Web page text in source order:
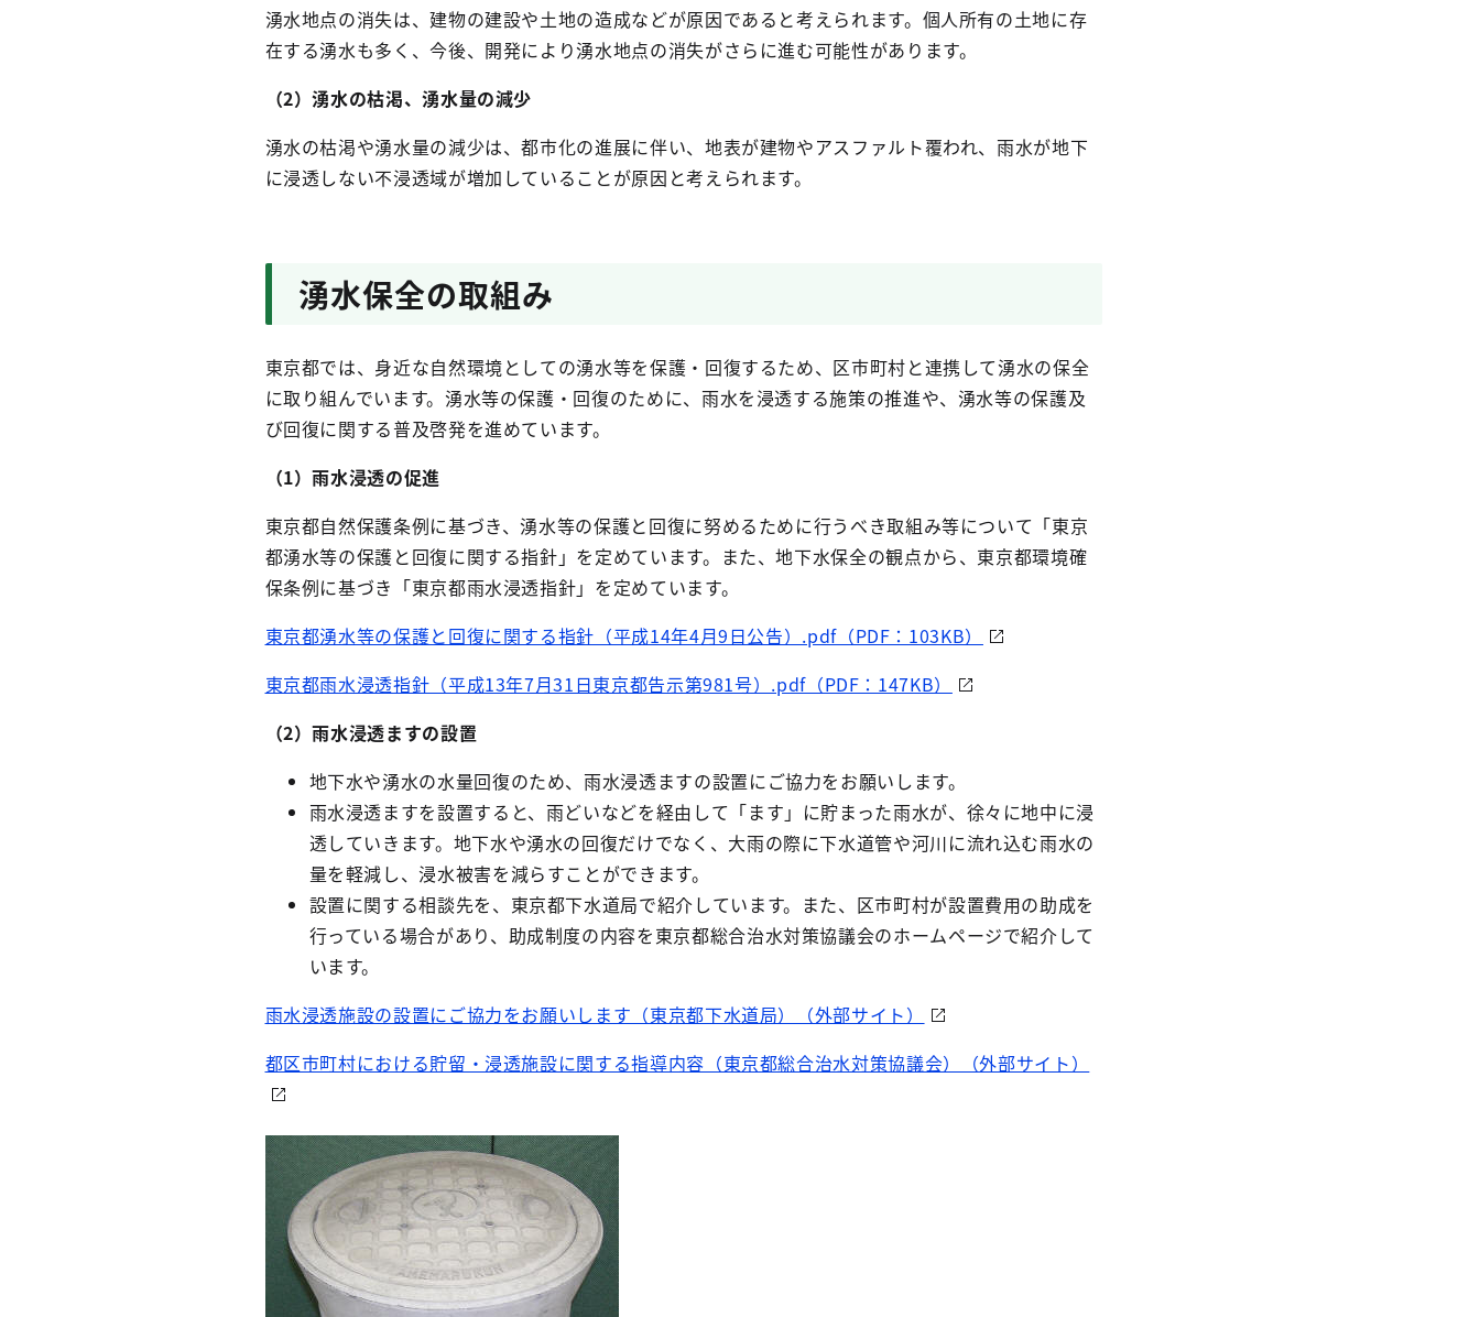
湧水地点の消失は、建物の建設や土地の造成などが原因であると考えられます。個人所有の土地に存
在する湧水も多く、今後、開発により湧水地点の消失がさらに進む可能性があります。
（2）湧水の枯渇、湧水量の減少
湧水の枯渇や湧水量の減少は、都市化の進展に伴い、地表が建物やアスファルト覆われ、雨水が地下
に浸透しない不浸透域が増加していることが原因と考えられます。
湧水保全の取組み
東京都では、身近な自然環境としての湧水等を保護・回復するため、区市町村と連携して湧水の保全
に取り組んでいます。湧水等の保護・回復のために、雨水を浸透する施策の推進や、湧水等の保護及
び回復に関する普及啓発を進めています。
（1）雨水浸透の促進
東京都自然保護条例に基づき、湧水等の保護と回復に努めるために行うべき取組み等について「東京
都湧水等の保護と回復に関する指針」を定めています。また、地下水保全の観点から、東京都環境確
保条例に基づき「東京都雨水浸透指針」を定めています。
東京都湧水等の保護と回復に関する指針（平成14年4月9日公告）.pdf（PDF：103KB）
東京都雨水浸透指針（平成13年7月31日東京都告示第981号）.pdf（PDF：147KB）
（2）雨水浸透ますの設置
地下水や湧水の水量回復のため、雨水浸透ますの設置にご協力をお願いします。
雨水浸透ますを設置すると、雨どいなどを経由して「ます」に貯まった雨水が、徐々に地中に浸
透していきます。地下水や湧水の回復だけでなく、大雨の際に下水道管や河川に流れ込む雨水の
量を軽減し、浸水被害を減らすことができます。
設置に関する相談先を、東京都下水道局で紹介しています。また、区市町村が設置費用の助成を
行っている場合があり、助成制度の内容を東京都総合治水対策協議会のホームページで紹介して
います。
雨水浸透施設の設置にご協力をお願いします（東京都下水道局）（外部サイト）
都区市町村における貯留・浸透施設に関する指導内容（東京都総合治水対策協議会）（外部サイト）